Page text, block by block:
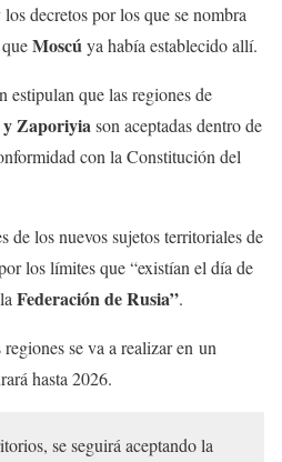
decretos por los que se nombra
Moscúya había establecido allí.
estipulan que las regiones de
y Zaporiyiason aceptadas dentro de
con la Constitución del
de los nuevos sujetos territoriales de
los límites que “existían el día de
Federación de Rusia”.
se va a realizar en un
hasta 2026.
se seguirá aceptando la